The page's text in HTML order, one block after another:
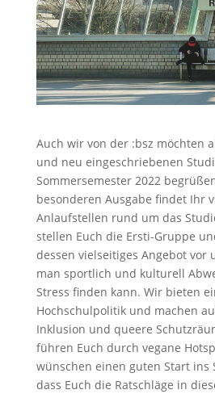
Auch wir von der :bsz möchten
und neu eingeschriebenen
Sommersemester 2022
besonderen Ausgabe findet Ihr
Anlaufstellen rund um das
stellen Euch die Ersti-Gruppe
dessen vielseitiges Angebot vor
man sportlich und kulturell
Stress finden kann. Wir bieten
Hochschulpolitik und machen
Inklusion und queere
führen Euch durch vegane
wünschen einen guten Start
dass Euch die Ratschläge in